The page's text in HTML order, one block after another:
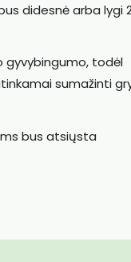
didesnė arba lygi
gyvybingumo, todėl
sumažinti
bus atsiųsta